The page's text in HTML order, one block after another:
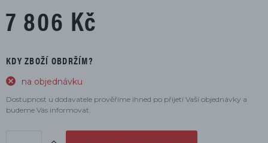
7 806 Kč
KDY ZBOŽÍ OBDRŽÍM?
na objednávku
Dostupnost u dodavatele prověříme ihned po přijetí Vaší objednávky a
budeme Vás informovat.